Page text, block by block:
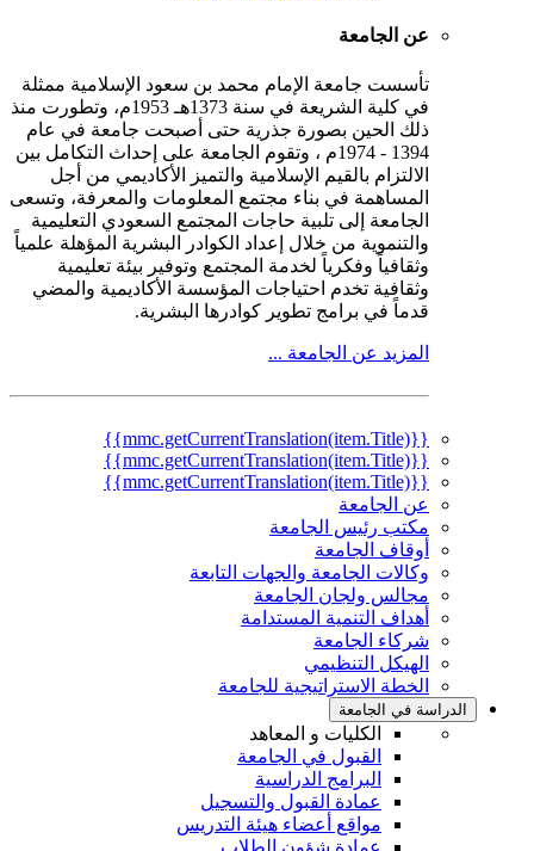
عن الجامعة
تأسست جامعة الإمام محمد بن سعود الإسلامية ممثلة
في كلية الشريعة في سنة 1373هـ 1953م، وتطورت منذ
ذلك الحين بصورة جذرية حتى أصبحت جامعة في عام
1394 - 1974م ، وتقوم الجامعة على إحداث التكامل بين
الالتزام بالقيم الإسلامية والتميز الأكاديمي من أجل
المساهمة في بناء مجتمع المعلومات والمعرفة، وتسعى
الجامعة إلى تلبية حاجات المجتمع السعودي التعليمية
والتنموية من خلال إعداد الكوادر البشرية المؤهلة علمياً
وثقافياً وفكرياً لخدمة المجتمع وتوفير بيئة تعليمية
وثقافية تخدم احتياجات المؤسسة الأكاديمية والمضي
قدماً في برامج تطوير كوادرها البشرية.
المزيد عن الجامعة ...
{{mmc.getCurrentTranslation(item.Title)}}
{{mmc.getCurrentTranslation(item.Title)}}
{{mmc.getCurrentTranslation(item.Title)}}
عن الجامعة
مكتب رئيس الجامعة
أوقاف الجامعة
وكالات الجامعة والجهات التابعة
مجالس ولجان الجامعة
أهداف التنمية المستدامة
شركاء الجامعة
الهيكل التنظيمي
الخطة الاستراتيجية للجامعة
الدراسة في الجامعة
الكليات و المعاهد
القبول في الجامعة
البرامج الدراسية
عمادة القبول والتسجيل
مواقع أعضاء هيئة التدريس
عمادة شؤون الطلاب